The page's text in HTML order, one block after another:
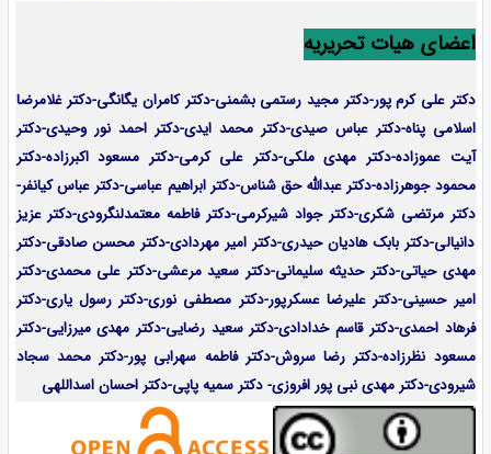
اعضای هیات تحریریه
دکتر علی کرم پور-دکتر مجید رستمی بشمنی-دکتر کامران یگانگی-دکتر غلامرضا
اسلامی پناه-دکتر عباس صیدی-دکتر محمد ایدی-دکتر احمد نور وحیدی-دکتر
آیت عموزاده-دکتر مهدی ملکی-دکتر علی کرمی-دکتر مسعود اکبرزاده-دکتر
محمود جوهرزاده-دکتر عبدالله حق شناس-دکتر ابراهیم عباسی-دکتر عباس کیانفر-
دکتر مرتضی شکری-دکتر جواد شیرکرمی-دکتر فاطمه معتمدلنگرودی-دکتر عزیز
دانیالی-دکتر بابک هادیان حیدری-دکتر امیر مهردادی-دکتر محسن صادقی-دکتر
مهدی حیاتی-دکتر حدیثه سلیمانی-دکتر سعید مرعشی-دکتر علی محمدی-دکتر
امیر حسینی-دکتر علیرضا عسکرپور-دکتر مصطفی نوری-دکتر رسول یاری-دکتر
فرهاد احمدی-دکتر قاسم خدادادی-دکتر سعید رضایی-دکتر مهدی میرزایی-دکتر
مسعود نظرزاده-دکتر رضا سروش-دکتر فاطمه سهرابی پور-دکتر محمد سجاد
شیرودی-دکتر مهدی نبی پور افروزی- دکتر سمیه پاپی-دکتر احسان اسداللهی